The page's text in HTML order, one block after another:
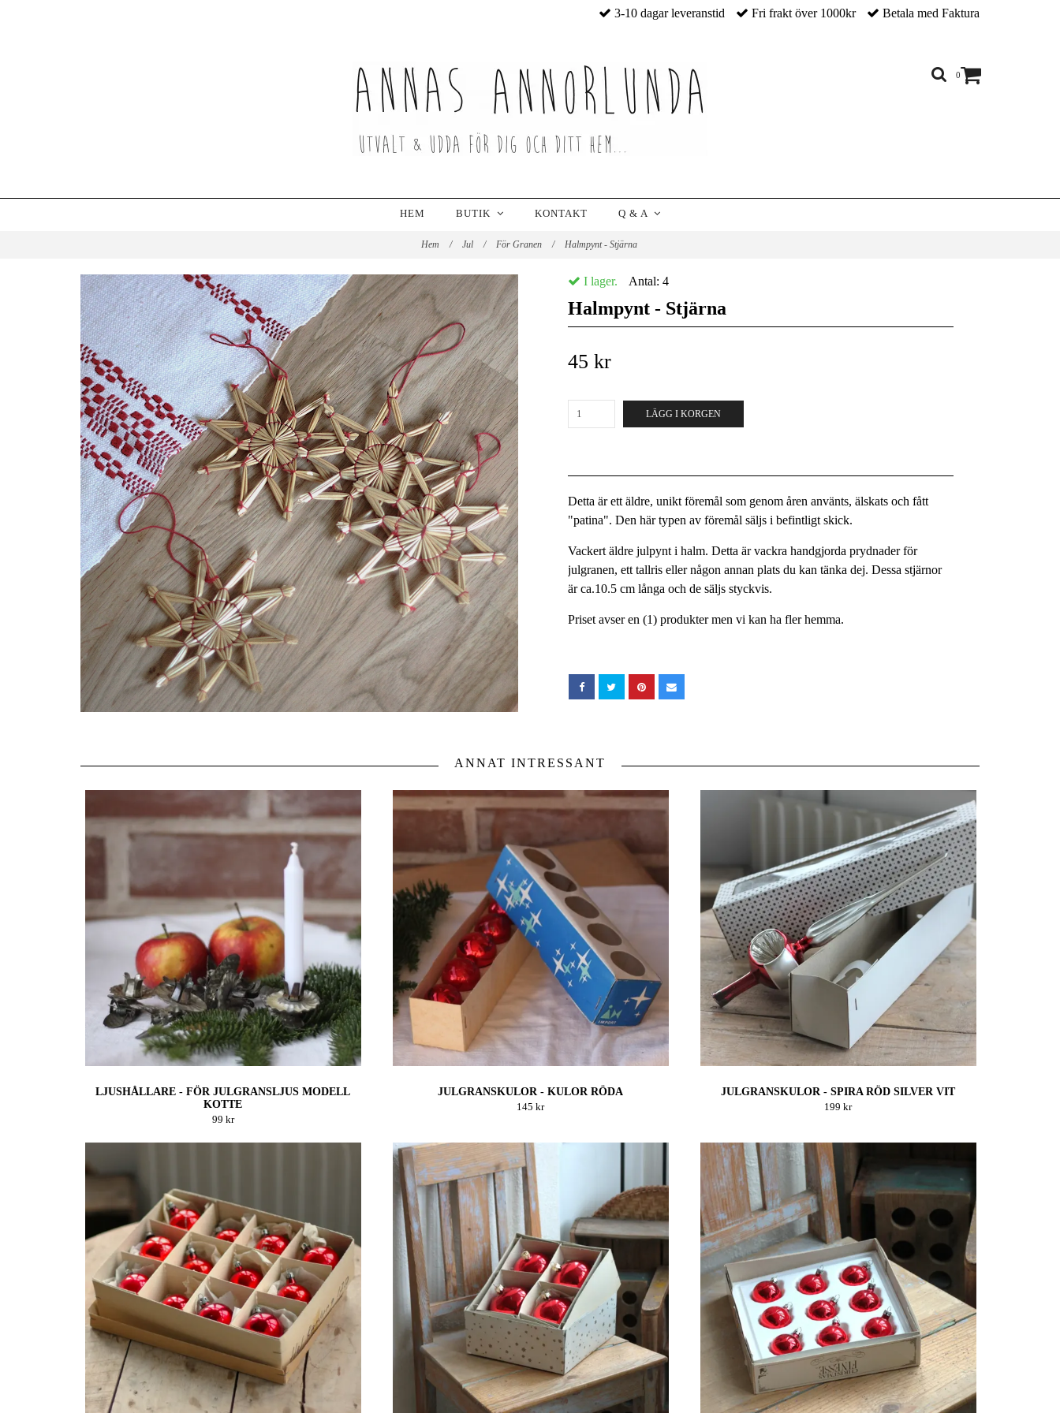
3-10 dagar leveranstid Fri frakt över 1000kr Betala med Faktura
0
HEM BUTIK KONTAKT Q & A
Hem / Jul / För Granen / Halmpynt - Stjärna
I lager. Antal: 4
Halmpynt - Stjärna
45 kr
LÄGG I KORGEN
Detta är ett äldre, unikt föremål som genom åren använts, älskats och fått
"patina". Den här typen av föremål säljs i befintligt skick.
Vackert äldre julpynt i halm. Detta är vackra handgjorda prydnader för
julgranen, ett tallris eller någon annan plats du kan tänka dej. Dessa stjärnor
är ca.10.5 cm långa och de säljs styckvis.
Priset avser en (1) produkter men vi kan ha fler hemma.
ANNAT INTRESSANT
LJUSHÅLLARE - FÖR JULGRANSLJUS MODELL
KOTTE
99 kr
JULGRANSKULOR - KULOR RÖDA
145 kr
JULGRANSKULOR - SPIRA RÖD SILVER VIT
199 kr